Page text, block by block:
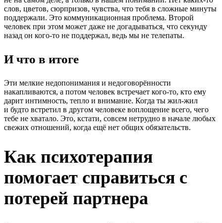
слов, цветов, сюрпризов, чувства, что тебя в сложные минуты
поддержали. Это коммуникационная проблема. Второй
человек при этом может даже не догадываться, что секунду
назад он кого-то не поддержал, ведь мы не телепаты.
И что в итоге
Эти мелкие недопонимания и недоговорённости
накапливаются, а потом человек встречает кого-то, кто ему
дарит интимность, тепло и внимание. Когда ты жил-жил
и будто встретил в другом человеке воплощение всего, чего
тебе не хватало. Это, кстати, совсем нетрудно в начале любых
свежих отношений, когда ещё нет общих обязательств.
Как психотерапия
помогает справиться с
потерей партнера